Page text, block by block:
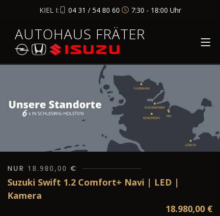
KIEL I: 04 31 / 54 80 60 7:30 - 18:00 Uhr
AUTOHAUS FRÄTER
NUR 18.980,00 €
Suzuki Swift 1.2 Comfort+ Navi | LED |
Kamera
18.980,00 €